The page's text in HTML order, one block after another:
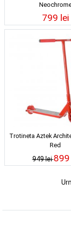
799 lei
Trotineta Aztek
Red
949 lei899